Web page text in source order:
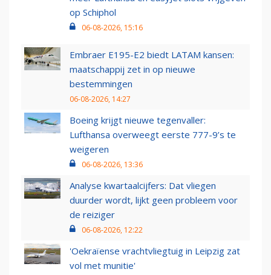
op Schiphol
06-08-2026, 15:16
Embraer E195-E2 biedt LATAM kansen:
maatschappij zet in op nieuwe
bestemmingen
06-08-2026, 14:27
Boeing krijgt nieuwe tegenvaller:
Lufthansa overweegt eerste 777-9’s te
weigeren
06-08-2026, 13:36
Analyse kwartaalcijfers: Dat vliegen
duurder wordt, lijkt geen probleem voor
de reiziger
06-08-2026, 12:22
'Oekraïense vrachtvliegtuig in Leipzig zat
vol met munitie'